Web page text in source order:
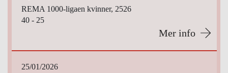
REMA 1000-ligaen kvinner, 2526
40 - 25
Mer info
25/01/2026